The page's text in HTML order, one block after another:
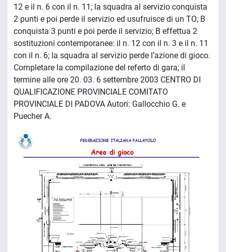
12 e il n. 6 con il n. 11; la squadra al servizio conquista
2 punti e poi perde il servizio ed usufruisce di un TO; B
conquista 3 punti e poi perde il servizio; B effettua 2
sostituzioni contemporanee: il n. 12 con il n. 3 e il n. 11
con il n. 6; la squadra al servizio perde l’azione di gioco.
Completare la compilazione del referto di gara; il
termine alle ore 20. 03. 6 settembre 2003 CENTRO DI
QUALIFICAZIONE PROVINCIALE COMITATO
PROVINCIALE DI PADOVA Autori: Gallocchio G. e
Puecher A.